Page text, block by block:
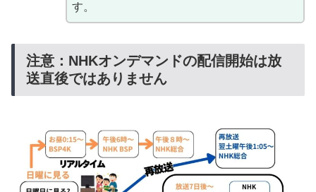
す。
注意：NHKオンデマンドの配信開始は放
送直後ではありません